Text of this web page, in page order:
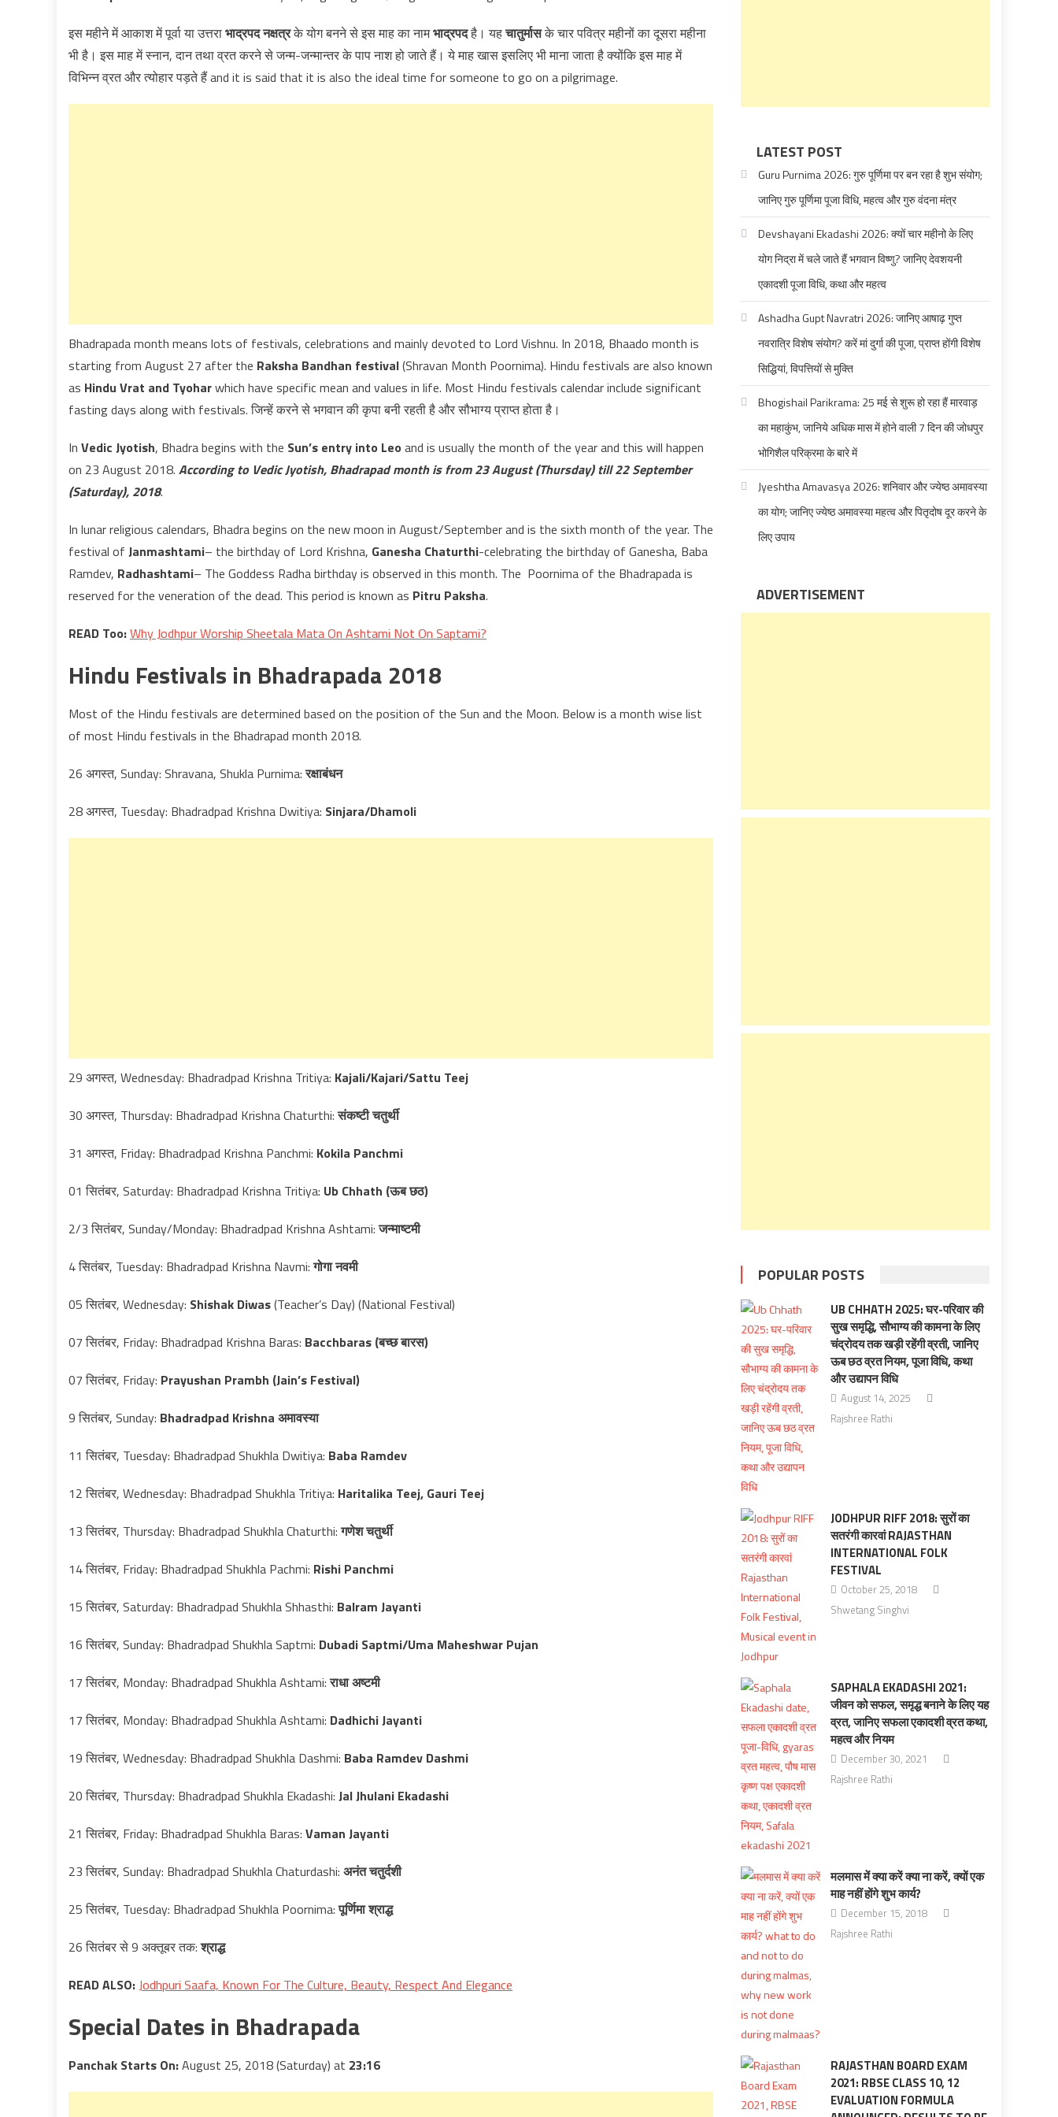
इस महीने में आकाश में पूर्वा या उत्तराभाद्रपद नक्षत्रके योग बनने से इस माह का नामभाद्रपदहै। यहचातुर्मासके चार पवित्र महीनों का दूसरा महीना
भी है। इस माह में स्नान, दान तथा व्रत करने से जन्म-जन्मान्तर के पाप नाश हो जाते हैं। ये माह खास इसलिए भी माना जाता है क्योंकि इस माह में
विभिन्न व्रत और त्योहार पड़ते हैं and it is said that it is also the ideal time for someone to go on a pilgrimage.
Bhadrapada month means lots of festivals, celebrations and mainly devoted to Lord Vishnu. In 2018, Bhaado month is
starting from August 27 after the Raksha Bandhan festival(Shravan Month Poornima). Hindu festivals are also known
as Hindu Vrat and Tyoharwhich have specific mean and values in life. Most Hindu festivals calendar include significant
fasting days along with festivals. जिन्हें करने से भगवान की कृपा बनी रहती है और सौभाग्य प्राप्त होता है।
In Vedic Jyotish, Bhadra begins with the Sun’s entry into Leo and is usually the month of the year and this will happen
on 23 August 2018. According to Vedic Jyotish, Bhadrapad month is from 23 August (Thursday) till 22 September
(Saturday), 2018.
In lunar religious calendars, Bhadra begins on the new moon in August/September and is the sixth month of the year. The
festival of Janmashtami– the birthday of Lord Krishna, Ganesha Chaturthi-celebrating the birthday of Ganesha, Baba
Ramdev, Radhashtami– The Goddess Radha birthday is observed in this month. The Poornima of the Bhadrapada is
reserved for the veneration of the dead. This period is known as Pitru Paksha.
READ Too:Why Jodhpur Worship Sheetala Mata On Ashtami Not On Saptami?
Hindu Festivals in Bhadrapada 2018
Most of the Hindu festivals are determined based on the position of the Sun and the Moon. Below is a month wise list
of most Hindu festivals in the Bhadrapad month 2018.
26 अगस्त, Sunday: Shravana, Shukla Purnima:रक्षाबंधन
28 अगस्त, Tuesday: Bhadradpad Krishna Dwitiya: Sinjara/Dhamoli
29 अगस्त, Wednesday: Bhadradpad Krishna Tritiya: Kajali/Kajari/Sattu Teej
30 अगस्त, Thursday: Bhadradpad Krishna Chaturthi:संकष्टी चतुर्थी
31 अगस्त, Friday: Bhadradpad Krishna Panchmi: Kokila Panchmi
01 सितंबर, Saturday: Bhadradpad Krishna Tritiya: Ub Chhath (ऊब छठ)
2/3 सितंबर, Sunday/Monday: Bhadradpad Krishna Ashtami:जन्माष्टमी
4 सितंबर, Tuesday: Bhadradpad Krishna Navmi:गोगा नवमी
05 सितंबर, Wednesday: Shishak Diwas(Teacher’s Day) (National Festival)
07 सितंबर, Friday: Bhadradpad Krishna Baras: Bacchbaras (बच्छ बारस)
07 सितंबर, Friday: Prayushan Prambh (Jain’s Festival)
9 सितंबर, Sunday: Bhadradpad Krishna अमावस्या
11 सितंबर, Tuesday: Bhadradpad Shukhla Dwitiya: Baba Ramdev
12 सितंबर, Wednesday: Bhadradpad Shukhla Tritiya: Haritalika Teej, Gauri Teej
13 सितंबर, Thursday: Bhadradpad Shukhla Chaturthi:गणेश चतुर्थी
14 सितंबर, Friday: Bhadradpad Shukhla Pachmi: Rishi Panchmi
15 सितंबर, Saturday: Bhadradpad Shukhla Shhasthi: Balram Jayanti
16 सितंबर, Sunday: Bhadradpad Shukhla Saptmi: Dubadi Saptmi/Uma Maheshwar Pujan
17 सितंबर, Monday: Bhadradpad Shukhla Ashtami:राधा अष्टमी
17 सितंबर, Monday: Bhadradpad Shukhla Ashtami: Dadhichi Jayanti
19 सितंबर, Wednesday: Bhadradpad Shukhla Dashmi: Baba Ramdev Dashmi
20 सितंबर, Thursday: Bhadradpad Shukhla Ekadashi: Jal Jhulani Ekadashi
21 सितंबर, Friday: Bhadradpad Shukhla Baras: Vaman Jayanti
23 सितंबर, Sunday: Bhadradpad Shukhla Chaturdashi: अनंत चतुर्दशी
25 सितंबर, Tuesday: Bhadradpad Shukhla Poornima:पूर्णिमा श्राद्ध
26 सितंबर से 9 अक्तूबर तक:श्राद्ध
READ ALSO:Jodhpuri Saafa, Known For The Culture, Beauty, Respect And Elegance
Special Dates in Bhadrapada
Panchak Starts On:August 25, 2018 (Saturday) at 23:16
LATEST POST
Guru Purnima 2026: गुरु पूर्णिमा पर बन रहा है शुभ संयोग;
जानिए गुरु पूर्णिमा पूजा विधि, महत्व और गुरु वंदना मंत्र
Devshayani Ekadashi 2026: क्यों चार महीनो के लिए
योग निद्रा में चले जाते हैं भगवान विष्णु? जानिए देवशयनी
एकादशी पूजा विधि, कथा और महत्व
Ashadha Gupt Navratri 2026: जानिए आषाढ़ गुप्त
नवरात्रि विशेष संयोग? करें मां दुर्गा की पूजा, प्राप्त होंगी विशेष
सिद्धियां, विपत्तियों से मुक्ति
Bhogishail Parikrama: 25 मई से शुरू हो रहा हैं मारवाड़
का महाकुंभ, जानिये अधिक मास में होने वाली 7 दिन की जोधपुर
भोगिशैल परिक्रमा के बारे में
Jyeshtha Amavasya 2026: शनिवार और ज्येष्ठ अमावस्या
का योग; जानिए ज्येष्ठ अमावस्या महत्व और पितृदोष दूर करने के
लिए उपाय
ADVERTISEMENT
POPULAR POSTS
UB CHHATH 2025: घर-परिवार की
सुख समृद्धि, सौभाग्य की कामना के लिए
चंद्रोदय तक खड़ी रहेंगी व्रती, जानिए
ऊब छठ व्रत नियम, पूजा विधि, कथा
और उद्यापन विधि
August 14, 2025
Rajshree Rathi
JODHPUR RIFF 2018: सुरों का
सतरंगी कारवां RAJASTHAN
INTERNATIONAL FOLK
FESTIVAL
October 25, 2018
Shwetang Singhvi
SAPHALA EKADASHI 2021:
जीवन को सफल, समृद्ध बनाने के लिए यह
व्रत, जानिए सफला एकादशी व्रत कथा,
महत्‍व और नियम
December 30, 2021
Rajshree Rathi
मलमास में क्या करें क्या ना करें, क्यों एक
माह नहीं होंगे शुभ कार्य?
December 15, 2018
Rajshree Rathi
RAJASTHAN BOARD EXAM
2021: RBSE CLASS 10, 12
EVALUATION FORMULA